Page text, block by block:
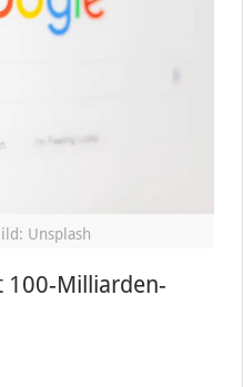
Unsplash
100-Milliarden-